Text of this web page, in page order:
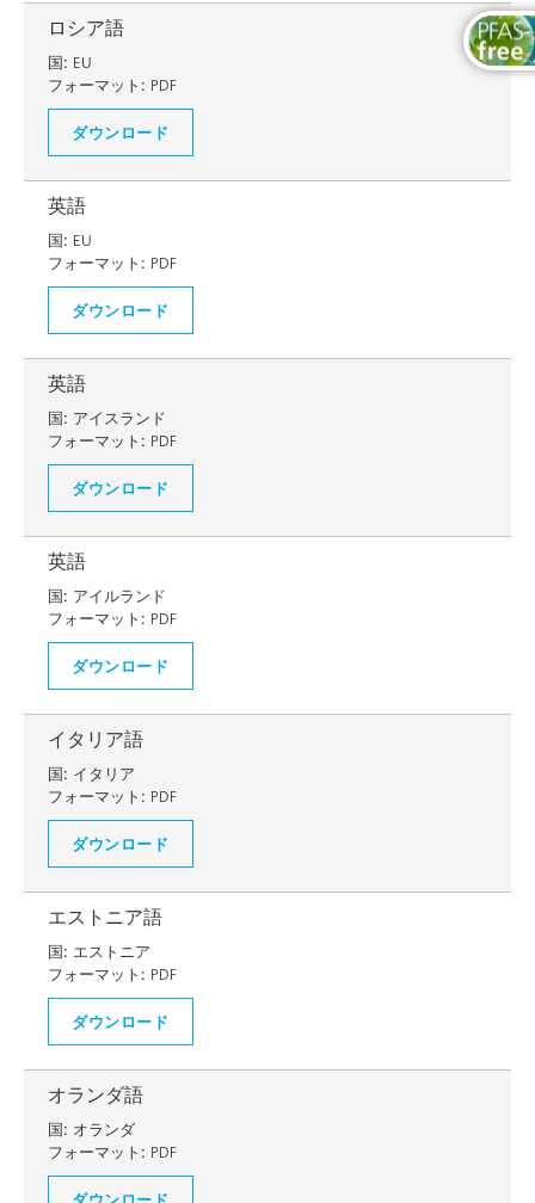
ロシア語
国: EU
フォーマット: PDF
ダウンロード
英語
国: EU
フォーマット: PDF
ダウンロード
英語
国: アイスランド
フォーマット: PDF
ダウンロード
英語
国: アイルランド
フォーマット: PDF
ダウンロード
イタリア語
国: イタリア
フォーマット: PDF
ダウンロード
エストニア語
国: エストニア
フォーマット: PDF
ダウンロード
オランダ語
国: オランダ
フォーマット: PDF
ダウンロード